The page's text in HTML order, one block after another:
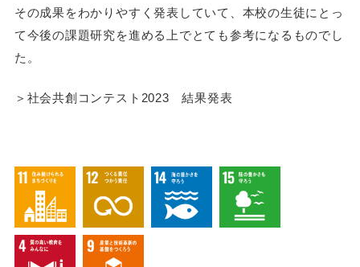
その成果をわかりやすく発表していて、本校の生徒にとっ
て今後の課題研究を進める上でとても参考になるものでし
た。
＞社会共創コンテスト2023 結果発表